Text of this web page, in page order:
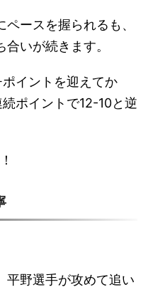
ースを握られるも、
いが続きます。
イントを迎えてか
ポイントで12-10と逆
平野選手が攻めて追い